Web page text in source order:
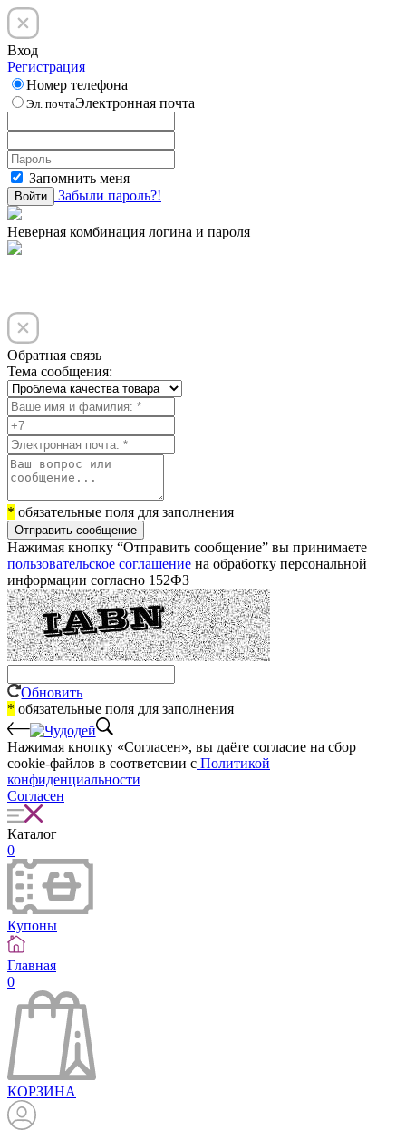
Вход
Регистрация
Номер телефона
Эл. почтаЭлектронная почта
Запомнить меня
Войти Забыли пароль?!
Неверная комбинация логина и пароля
Обратная связь
Тема сообщения:
* обязательные поля для заполнения
Отправить сообщение
Нажимая кнопку “Отправить сообщение” вы принимаете
пользовательское соглашение на обработку персональной
информации согласно 152ФЗ
Обновить
* обязательные поля для заполнения
Нажимая кнопку «Согласен», вы даёте cогласие на сбор
cookie-файлов в соответсвии с Политикой
конфиденциальности
Согласен
Каталог
0
Купоны
Главная
0
КОРЗИНА